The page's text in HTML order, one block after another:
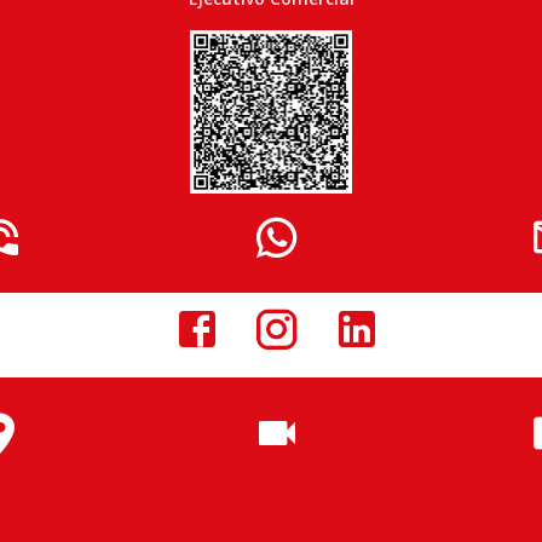


 
